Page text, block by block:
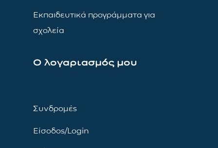
Εκπαιδευτικά προγράμματα για
σχολεία
Ο λογαριασμός μου
Συνδρομές
Είσοδος/Login